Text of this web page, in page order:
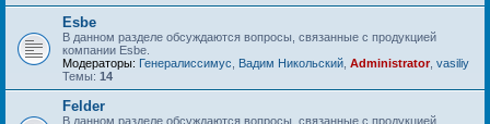
Esbe
В данном разделе обсуждаются вопросы, связанные с продукцией
компании Esbe.
Модераторы: Генералиссимус Вадим Никольский Administrator, vasiliy
Темы: 14
Felder
В данном разделе обсуждаются вопросы, связанные с продукцией